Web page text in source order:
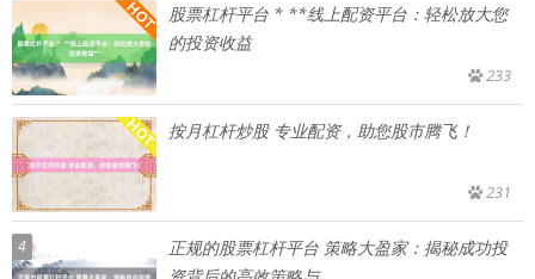
股票杠杆平台 * **线上配资平台：轻松放大您
的投资收益
233
按月杠杆炒股 专业配资，助您股市腾飞！
231
4
正规的股票杠杆平台 策略大盈家：揭秘成功投